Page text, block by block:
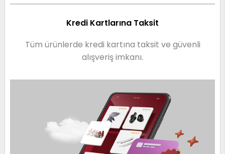
Kredi Kartlarına Taksit
Tüm ürünlerde kredi kartına taksit ve güvenli
alışveriş imkanı.